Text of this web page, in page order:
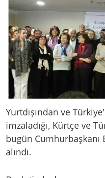
Yurtdışından ve
imzaladığı, Kürtçe ve
bugün Cumhurbaşkanı
alındı.